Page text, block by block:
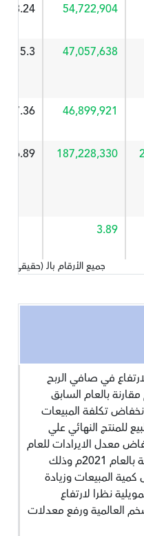
54,722,904
3.24
47,057,638
5.3
46,899,921
7.36
187,228,330
26.89
3.89
جميع الأرقام بالـ (حقيقي)
في صافي الربح
2022م مقارنة بالعام السابق
انخفاض تكلفة المبيعات
للمنتج النهائي علي
معدل الايرادات للعام
2022م مقارنة بالعام 2021م وذلك
المبيعات وزيادة
نظرا لارتفاع
العالمية ورفع معدلات